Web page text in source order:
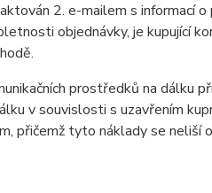
2. e-mailem s informací
objednávky, je kupující
prostředků na dálku
v souvislosti s uzavřením
přičemž tyto náklady se neliší